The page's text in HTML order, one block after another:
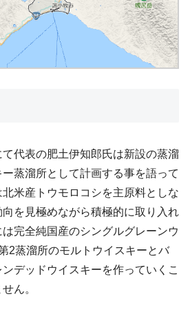
て代表の肥土伊知郎氏は新設の蒸溜
蒸溜所として計画する事を語って
米産トウモロコシを主原料としな
を見極めながら積極的に取り入れ
完全純国産のシングルグレーンウ
2蒸溜所のモルトウイスキーとバ
デッドウイスキーを作っていくこ
ん。